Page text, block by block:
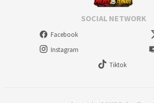
SOCIAL NETWORK
Facebook
Instagram
Tiktok